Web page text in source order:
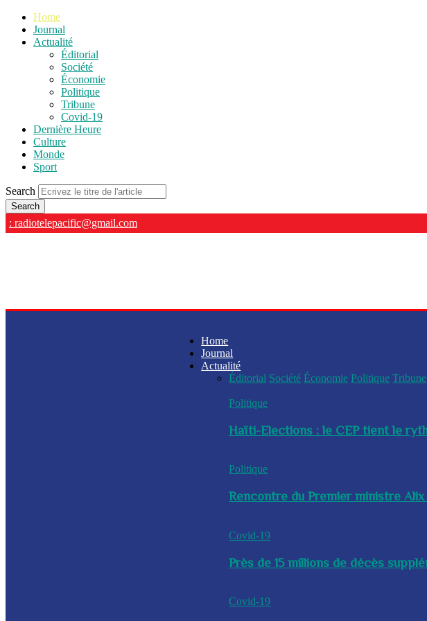
Home
Journal
Actualité
Éditorial
Société
Économie
Politique
Tribune
Covid-19
Dernière Heure
Culture
Monde
Sport
Search
: radiotelepacific@gmail.com
Home
Journal
Actualité
Éditorial Société Économie Politique Tribune
Politique
Haïti-Elections : le CEP tient le
Politique
Rencontre du Premier ministre
Covid-19
Près de 15 millions de décès
Covid-19